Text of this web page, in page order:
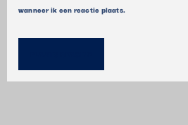
wanneer ik een reactie plaats.